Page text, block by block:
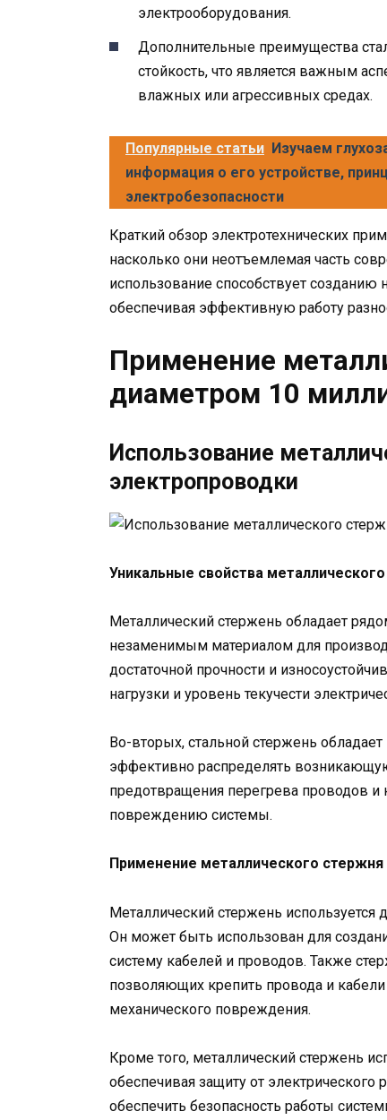
электрооборудования.
Дополнительные преимущества
стойкость, что является важным
влажных или агрессивных средах.
Популярные статьи Изучаем
информация о его устройстве,
электробезопасности
Краткий обзор электротехнических
насколько они неотъемлемая часть
использование способствует
обеспечивая эффективную работу
Применение
диаметром 10
Использование
электропроводки
Уникальные свойства
Металлический стержень обладает
незаменимым материалом для
достаточной прочности и
нагрузки и уровень текучести
Во-вторых, стальной стержень
эффективно распределять
предотвращения перегрева проводов
повреждению системы.
Применение металлического стержня
Металлический стержень
Он может быть использован для
систему кабелей и проводов. Также
позволяющих крепить провода и
механического повреждения.
Кроме того, металлический стержень
обеспечивая защиту от
обеспечить безопасность работы